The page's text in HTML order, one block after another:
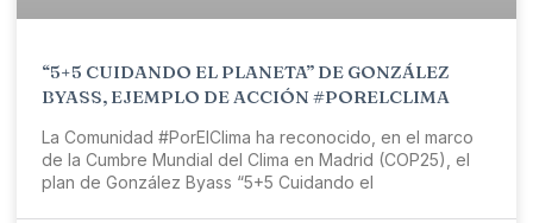
“5+5 CUIDANDO EL PLANETA” DE GONZÁLEZ
BYASS, EJEMPLO DE ACCIÓN #PORELCLIMA
La Comunidad #PorElClima ha reconocido, en el marco
de la Cumbre Mundial del Clima en Madrid (COP25), el
plan de González Byass “5+5 Cuidando el